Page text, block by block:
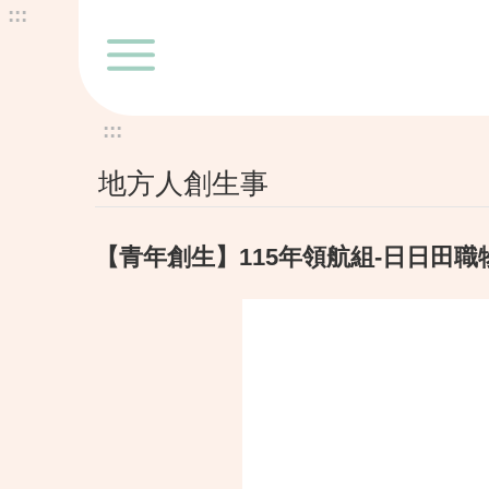
跳到主要內容區塊
:::
:::
地方人創生事
【青年創生】115年領航組-日日田職